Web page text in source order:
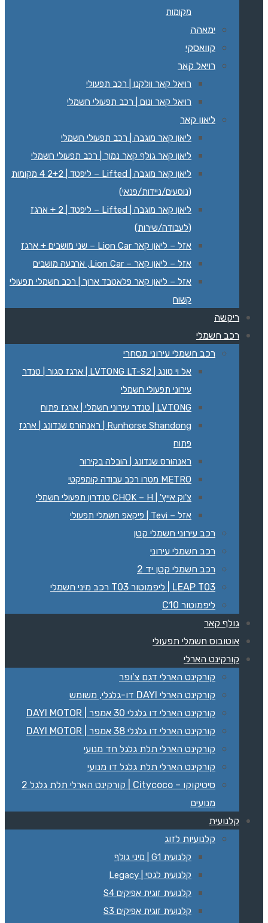
מקומות
ימאהה
קוואסקי
רויאל קאר
רויאל קאר וולקנו | רכב תפעולי
רויאל קאר ונום | רכב תפעולי חשמלי
ליאון קאר
ליאון קאר מוגבה | רכב תפעולי חשמלי
ליאון קאר גולף קאר נמוך | רכב תפעולי חשמלי
ליאון קאר מוגבה | Lifted – ליפטד | 2+2 4 מקומות
(נוסעים/ניידות/פנאי)
ליאון קאר מוגבה | Lifted – ליפטד | 2 + ארגז
(לעבודה/שירות)
אזל – ליאון קאר Lion Car – שני מושבים + ארגז
אזל – ליאון קאר – Lion Car, ארבעה מושבים
אזל – ליאון קאר פלאטבד ארוך | רכב חשמלי תפעולי
קשוח
ריקשה
רכב חשמלי
רכב חשמלי עירוני מסחרי
אל וי טונג | LVTONG LT-S2 | ארגז סגור | טנדר
עירוני תפעולי חשמלי
LVTONG | טנדר עירוני חשמלי | ארגז פתוח
Runhorse Shandong | ראנהורס שנדונג | ארגז
פתוח
ראנהורס שנדונג | הובלה בקירור
METRO מטרו רכב עבודה קומפקטי
צ'וק אייץ' | CHOK – H טנדרון תפעולי חשמלי
אזל – Tevi | פיקאפ חשמלי תפעולי
רכב עירוני חשמלי קטן
רכב חשמלי עירוני
רכב חשמלי קטן יד 2
LEAP T03 | ליפמוטור T03 רכב מיני חשמלי
ליפמוטור C10
גולף קאר
אוטובוס חשמלי תפעולי
קורקינט הארלי
קורקינט הארלי דגם צ'ופר
קורקינט הארלי DAYI דו-גלגלי, משומש
קורקינט הארלי דו גלגלי 30 אמפר | DAYI MOTOR
קורקינט הארלי דו גלגלי 38 אמפר | DAYI MOTOR
קורקינט הארלי תלת גלגל חד מנועי
קורקינט הארלי תלת גלגל דו מנועי
סיטיקוקו – Citycoco | קורקינט הארלי תלת גלגל 2
מנועים
קלנועית
קלנועיות לזוג
קלנועית G1 | מיני גולף
קלנועית לגסי | Legacy‏
קלנועית זוגית אפיקים S4
קלנועית זוגית אפיקים S3